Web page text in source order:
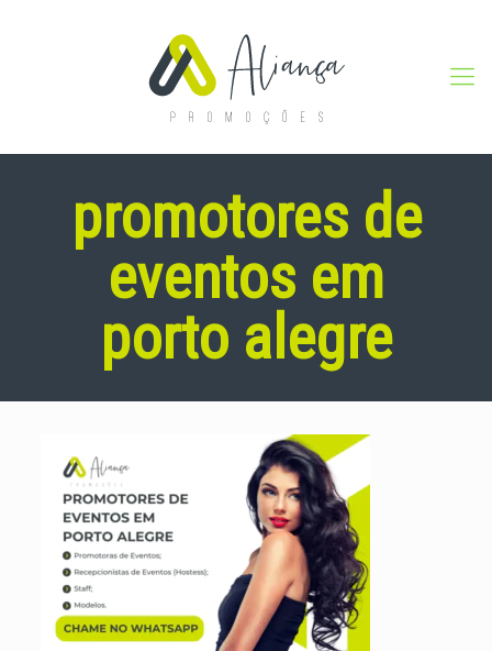
promotores de
eventos em
porto alegre